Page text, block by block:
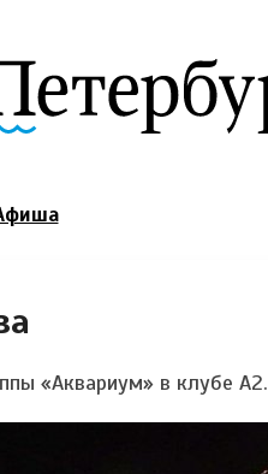
«Аквариум» в клубе А2.